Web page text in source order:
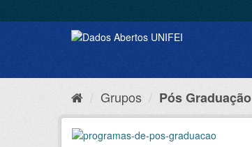
Grupos Pós Graduação